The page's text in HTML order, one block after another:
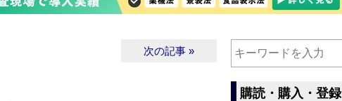
次の記事 »
購読・購入・登録